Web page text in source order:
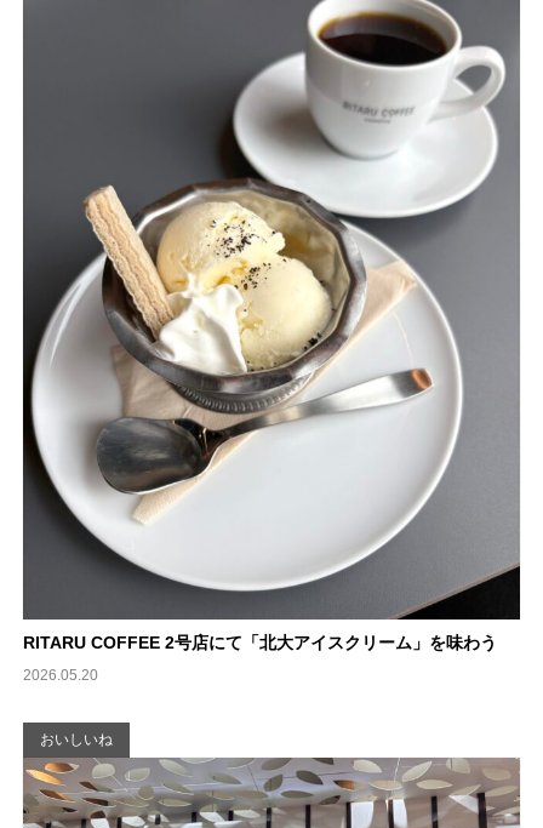
RITARU COFFEE 2号店にて「北大アイスクリーム」を味わう
2026.05.20
おいしいね